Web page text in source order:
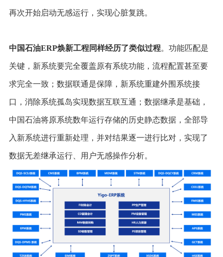
再次开始启动无感运行，实现心脏复跳。
中国石油ERP焕新工程同样经历了类似过程。功能匹配是
关键，新系统要完全覆盖原有系统功能，流程配置甚至要
求完全一致；数据联通是保障，新系统重建外围系统接
口，消除系统孤岛实现数据互联互通；数据继承是基础，
中国石油将原系统数年运行存储的历史静态数据，全部导
入新系统进行重新处理，并对结果逐一进行比对，实现了
数据无差继承运行、用户无感操作分析。